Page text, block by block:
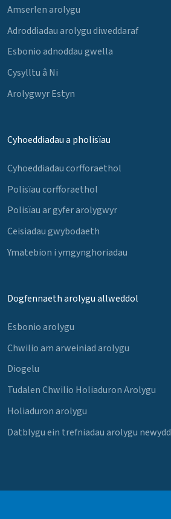
Amserlen arolygu
Adroddiadau arolygu diweddaraf
Esbonio adnoddau gwella
Cysylltu â Ni
Arolygwyr Estyn
Cyhoeddiadau a pholisïau
Cyhoeddiadau corfforaethol
Polisïau corfforaethol
Polisïau ar gyfer arolygwyr
Ceisiadau gwybodaeth
Ymatebion i ymgynghoriadau
Dogfennaeth arolygu allweddol
Esbonio arolygu
Chwilio am arweiniad arolygu
Diogelu
Tudalen Chwilio Holiaduron Arolygu
Holiaduron arolygu
Datblygu ein trefniadau arolygu newydd